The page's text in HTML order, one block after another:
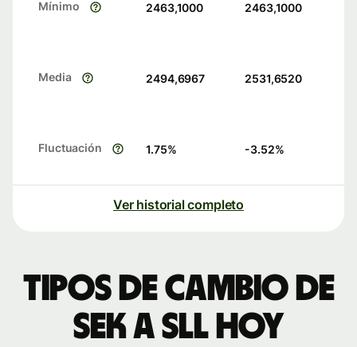
Mínimo 2463,1000 2463,1000
Media 2494,6967 2531,6520
Fluctuación 1.75% -3.52%
Ver historial completo
Tipos de cambio de
SEK a SLL hoy